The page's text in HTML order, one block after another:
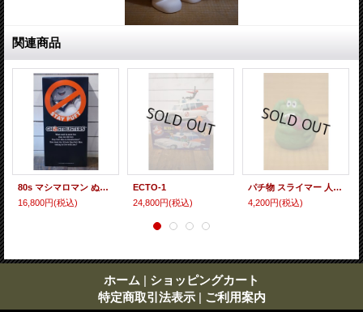
関連商品
80s マシマロマン ぬいぐるみ 【箱付き】
16,800円(税込)
ECTO-1
24,800円(税込)
パチ物 スライマー 人形【A】
4,200円(税込)
ホーム | ショッピングカート
特定商取引法表示 | ご利用案内